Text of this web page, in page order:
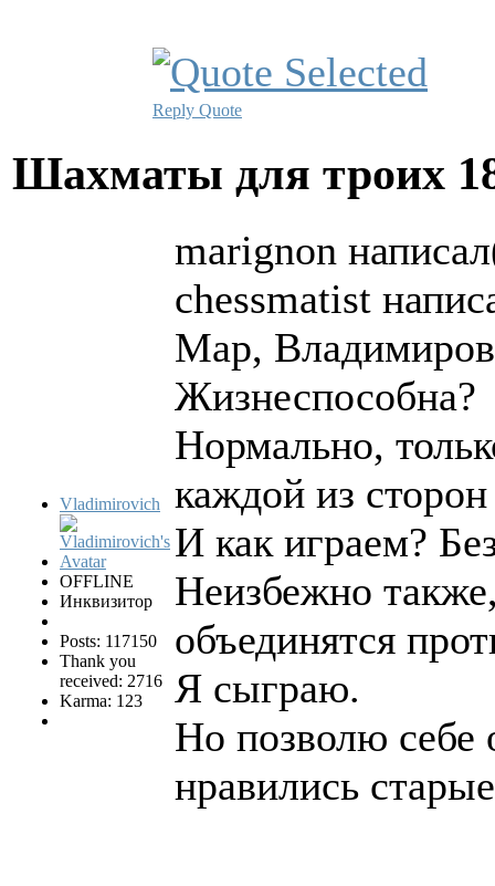
Reply Quote
Шахматы для троих
Vladimirovich
OFFLINE
Инквизитор
Posts: 117150
Thank you
received: 2716
Karma: 123
marignon
chessmatist
Мар,
Жизнеспособна?
Нормально,
каждой из
И как играем?
Неизбежно
объединятся
Я сыграю.
Но позволю себе
нравились